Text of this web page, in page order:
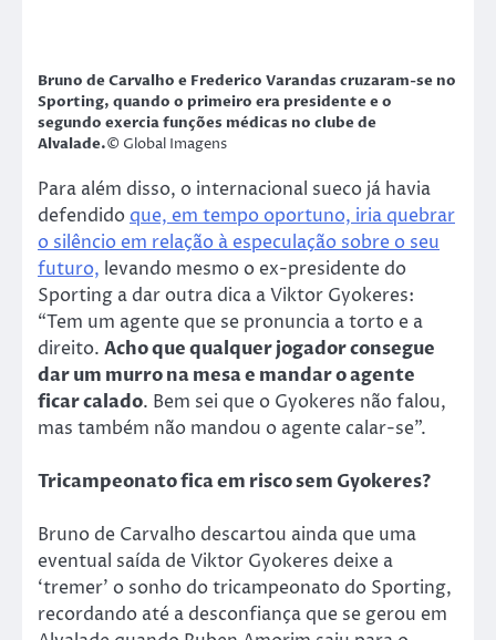
Bruno de Carvalho e Frederico Varandas cruzaram-se no
Sporting, quando o primeiro era presidente e o
segundo exercia funções médicas no clube de
Alvalade.© Global Imagens
Para além disso, o internacional sueco já havia
defendido que, em tempo oportuno, iria quebrar
o silêncio em relação à especulação sobre o seu
futuro, levando mesmo o ex-presidente do
Sporting a dar outra dica a Viktor Gyokeres:
“Tem um agente que se pronuncia a torto e a
direito. Acho que qualquer jogador consegue
dar um murro na mesa e mandar o agente
ficar calado. Bem sei que o Gyokeres não falou,
mas também não mandou o agente calar-se”.
Tricampeonato fica em risco sem Gyokeres?
Bruno de Carvalho descartou ainda que uma
eventual saída de Viktor Gyokeres deixe a
‘tremer’ o sonho do tricampeonato do Sporting,
recordando até a desconfiança que se gerou em